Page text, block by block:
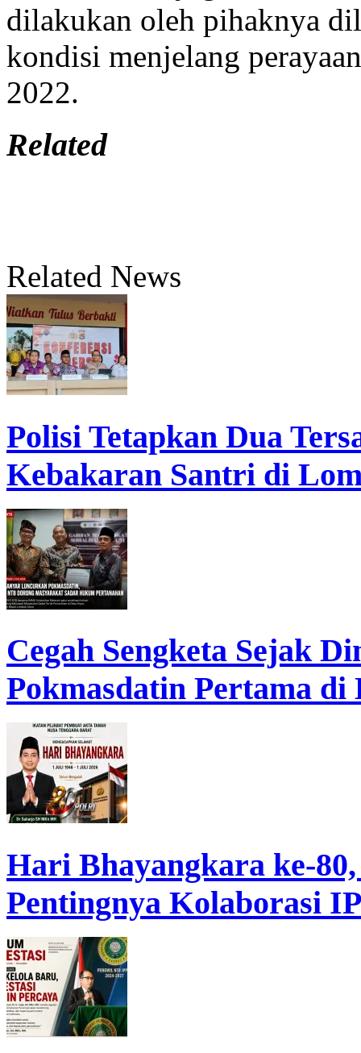
dilakukan oleh pihaknya
kondisi menjelang
2022.
Related
Related News
Polisi Tetapkan Dua
Kebakaran Santri di
Cegah Sengketa Sejak
Pokmasdatin Pertama
Hari Bhayangkara ke-
Pentingnya Kolaborasi